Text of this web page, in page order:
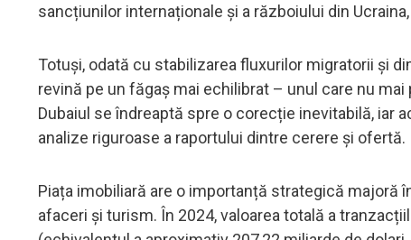
sancțiunilor internaționale și a războiului din
Totuși, odată cu stabilizarea fluxurilor migratorii și
revină pe un făgaș mai echilibrat – unul care nu
Dubaiul se îndreaptă spre o corecție inevitabilă, iar
analize riguroase a raportului dintre cerere și ofertă.
Piața imobiliară are o importanță strategică majoră
afaceri și turism. În 2024, valoarea totală a